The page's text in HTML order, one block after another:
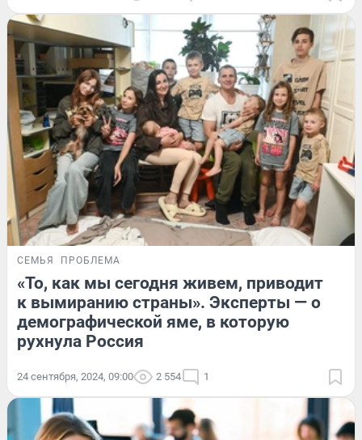
СЕМЬЯ ПРОБЛЕМА
«То, как мы сегодня живем, приводит
к вымиранию страны». Эксперты — о
демографической яме, в которую
рухнула Россия
24 сентября, 2024, 09:00 2 554 1